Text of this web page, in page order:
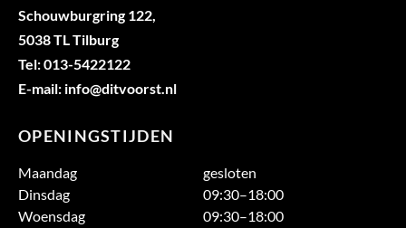
Schouwburgring 122,
5038 TL Tilburg
Tel: 013-5422122
E-mail: info@ditvoorst.nl
OPENINGSTIJDEN
Maandag
gesloten
Dinsdag
09:30–18:00
Woensdag
09:30–18:00